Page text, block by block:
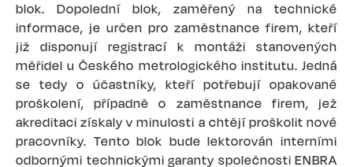
blok. Dopolední blok, zaměřený na technické
informace, je určen pro zaměstnance firem, kteří
již disponují registrací k montáži stanovených
měřidel u Českého metrologického institutu. Jedná
se tedy o účastníky, kteří potřebují opakované
proškolení, případně o zaměstnance firem, jež
akreditaci získaly v minulosti a chtějí proškolit nové
pracovníky. Tento blok bude lektorován interními
odbornými technickými garanty společnosti ENBRA